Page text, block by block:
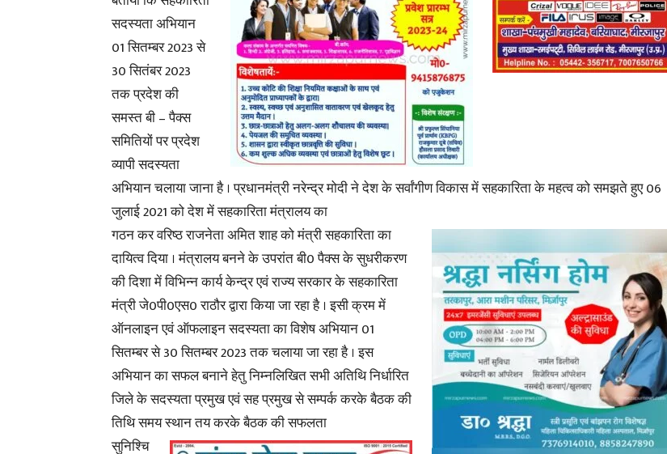
Hindi
Paper
सदस्यता अभियान
01 सितम्बर 2023 से
30 सितंबर 2023
तक प्रदेश की
समस्त बी – पैक्स
समितियों पर प्रदेश
व्यापी सदस्यता
अभियान चलाया जाना है । प्रधानमंत्री नरेन्द्र मोदी ने देश के सर्वांगीण विकास में सहकारिता के महत्व को समझते हुए 06
जुलाई 2021 को देश में सहकारिता मंत्रालय का
गठन कर वरिष्ठ राजनेता अमित शाह को मंत्री सहकारिता का
दायित्व दिया । मंत्रालय बनने के उपरांत बी0 पैक्स के सुधरीकरण
की दिशा में विभिन्न कार्य केन्द्र एवं राज्य सरकार के सहकारिता
मंत्री जे0पी0एस0 राठौर द्वारा किया जा रहा है । इसी क्रम में
ऑनलाइन एवं ऑफलाइन सदस्यता का विशेष अभियान 01
सितम्बर से 30 सितम्बर 2023 तक चलाया जा रहा है । इस
अभियान का सफल बनाने हेतु निम्नलिखित सभी अतिथि निर्धारित
जिले के सदस्यता प्रमुख एवं सह प्रमुख से सम्पर्क करके बैठक की
तिथि समय स्थान तय करके बैठक की सफलता
सुनिश्चि